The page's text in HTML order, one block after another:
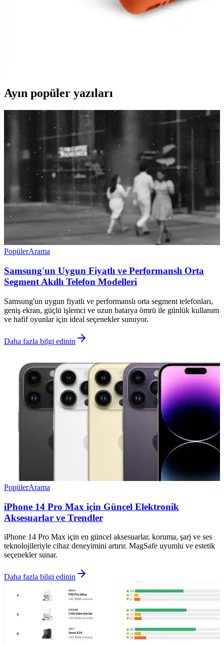
Samsung A54 için Silikon Kadife Kılıf: Koruma ve
Ayın popüler yazıları
PopülerArama
Samsung'un Uygun Fiyatlı ve Performanslı Orta
Segment Akıllı Telefon Modelleri
Samsung'un uygun fiyatlı ve performanslı orta segment telefonları,
geniş ekran, güçlü işlemci ve uzun batarya ömrü ile günlük kullanım
ve hafif oyunlar için ideal seçenekler sunuyor.
Daha fazla bilgi edinin
PopülerArama
iPhone 14 Pro Max için Güncel Elektronik
Aksesuarlar ve Trendler
iPhone 14 Pro Max için en güncel aksesuarlar, koruma, şarj ve ses
teknolojileriyle cihaz deneyimini artırır. MagSafe uyumlu ve estetik
seçenekler sunar.
Daha fazla bilgi edinin